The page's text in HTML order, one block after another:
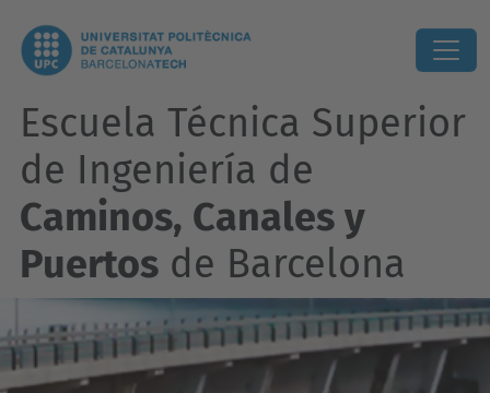
Escuela Técnica Superior
de Ingeniería de
Caminos, Canales y
Puertos de Barcelona